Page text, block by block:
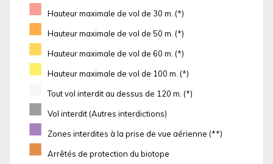
■ Hauteur maximale de vol de 30 m. (*)
■ Hauteur maximale de vol de 50 m. (*)
■ Hauteur maximale de vol de 60 m. (*)
■ Hauteur maximale de vol de 100 m. (*)
Tout vol interdit au dessus de 120 m. (*)
■ Vol interdit (Autres interdictions)
■ Zones interdites à la prise de vue aérienne (**)
■ Arrêtés de protection du biotope